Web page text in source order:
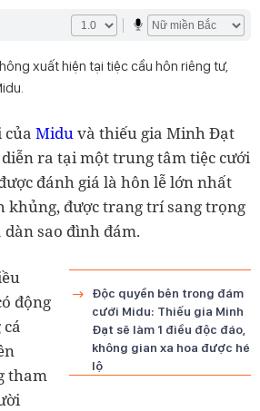
xuất hiện tại tiệc cầu hôn riêng tư,
của Miduvà thiếu gia Minh Đạt
ra tại một trung tâm tiệc cưới
đánh giá là hôn lễ lớn nhất
khủng, được trang trí sang trọng
sao đình đám.
Độc quyền bên trong đám
cưới Midu: Thiếu gia Minh
Đạt sẽ làm 1 điều độc đáo,
không gian xa hoa được hé
lộ
động
tham